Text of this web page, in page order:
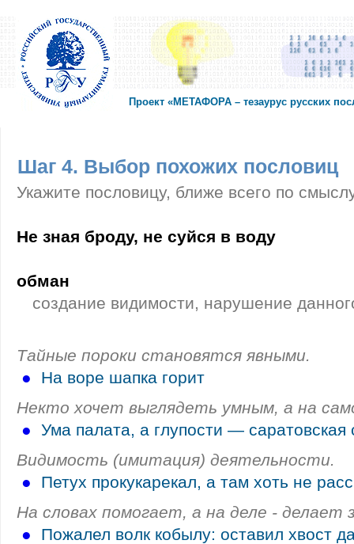
Проект «МЕТАФОРА – тезаурус русских
Шаг 4. Выбор похожих пословиц
Укажите пословицу, ближе всего по
Не зная броду, не суйся в воду
обман
создание видимости, нарушение
Тайные пороки становятся явными.
●
На воре шапка горит
Некто хочет выглядеть умным, а на
●
Ума палата, а глупости — саратовская
Видимость (имитация) деятельности.
●
Петух прокукарекал, а там хоть не
На словах помогает, а на деле - делает
●
Пожалел волк кобылу: оставил хвост